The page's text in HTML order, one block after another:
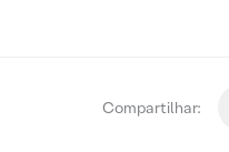
Compartilhar: